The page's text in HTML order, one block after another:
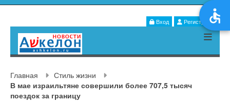
Вход Регистрация
Главная
Стиль жизни
В мае израильтяне совершили более 707,5 тысяч
поездок за границу